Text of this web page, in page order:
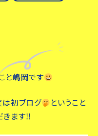
と嶋岡です
は初ブログ
ということ
きます‼︎